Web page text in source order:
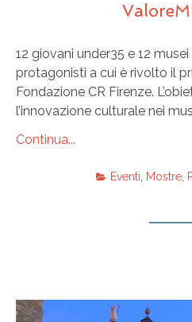
12 giovani under35 e 12
protagonisti a cui è rivolto il
Fondazione CR Firenze.
l’innovazione culturale nei
Continua...
Eventi, Mostre,